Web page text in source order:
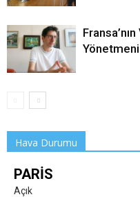
Hava Durumu
PARIS
Açık